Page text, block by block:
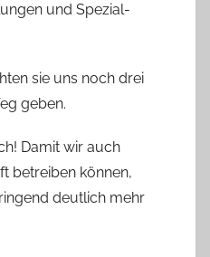
und Spezial-
sie uns noch drei
geben.
Damit wir auch
betreiben können,
deutlich mehr